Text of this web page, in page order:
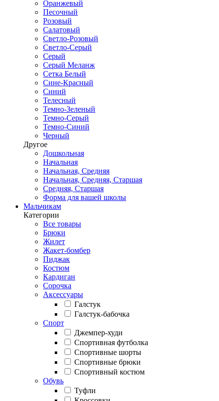
Оранжевый
Песочный
Розовый
Салатовый
Светло-Розовый
Светло-Серый
Серый
Серый Меланж
Сетка Белый
Сине-Красный
Синий
Телесный
Темно-Зеленый
Темно-Серый
Темно-Синий
Черный
Другое
Дошкольная
Начальная
Начальная, Средняя
Начальная, Средняя, Старшая
Средняя, Старшая
Форма для вашей школы
Мальчикам
Категории
Все товары
Брюки
Жилет
Жакет-бомбер
Пиджак
Костюм
Кардиган
Сорочка
Аксессуары
Галстук
Галстук-бабочка
Спорт
Джемпер-худи
Спортивная футболка
Спортивные шорты
Спортивные брюки
Спортивный костюм
Обувь
Туфли